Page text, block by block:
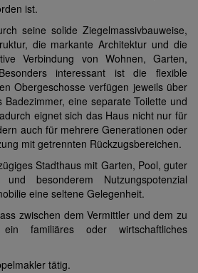
ist.
seine solide Ziegelmassivbauweise,
die markante Architektur und die
Verbindung von Wohnen, Garten,
interessant ist die flexible
Obergeschosse verfügen jeweils über
eine separate Toilette und
eignet sich das Haus nicht nur für
auch für mehrere Generationen oder
mit getrennten Rückzugsbereichen.
Stadthaus mit Garten, Pool, guter
und besonderem Nutzungspotenzial
eine seltene Gelegenheit.
zwischen dem Vermittler und dem zu
familiäres oder wirtschaftliches
tätig.